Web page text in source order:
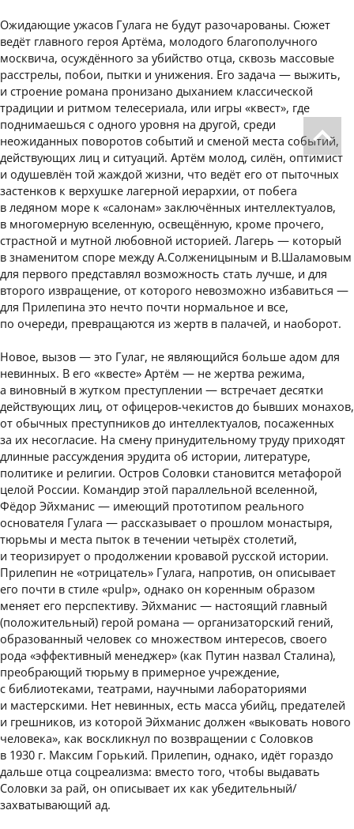
Ожидающие ужасов Гулага не будут разочарованы. Сюжет
ведёт главного героя Артёма, молодого благополучного
москвича, осуждённого за убийство отца, сквозь массовые
расстрелы, побои, пытки и унижения. Его задача — выжить,
и строение романа пронизано дыханием классической
традиции и ритмом телесериала, или игры «квест», где
поднимаешься с одного уровня на другой, среди
неожиданных поворотов событий и сменой места событий,
действующих лиц и ситуаций. Артём молод, силён, оптимист
и одушевлён той жаждой жизни, что ведёт его от пыточных
застенков к верхушке лагерной иерархии, от побега
в ледяном море к «салонам» заключённых интеллектуалов,
в многомерную вселенную, освещённую, кроме прочего,
страстной и мутной любовной историей. Лагерь — который
в знаменитом споре между А.Солженицыным и В.Шаламовым
для первого представлял возможность стать лучше, и для
второго извращение, от которого невозможно избавиться —
для Прилепина это нечто почти нормальное и все,
по очереди, превращаются из жертв в палачей, и наоборот.
Новое, вызов — это Гулаг, не являющийся больше адом для
невинных. В его «квесте» Артём — не жертва режима,
а виновный в жутком преступлении — встречает десятки
действующих лиц, от офицеров-чекистов до бывших монахов,
от обычных преступников до интеллектуалов, посаженных
за их несогласие. На смену принудительному труду приходят
длинные рассуждения эрудита об истории, литературе,
политике и религии. Остров Соловки становится метафорой
целой России. Командир этой параллельной вселенной,
Фёдор Эйхманис — имеющий прототипом реального
основателя Гулага — рассказывает о прошлом монастыря,
тюрьмы и места пыток в течении четырёх столетий,
и теоризирует о продолжении кровавой русской истории.
Прилепин не «отрицатель» Гулага, напротив, он описывает
его почти в стиле «pulp», однако он коренным образом
меняет его перспективу. Эйхманис — настоящий главный
(положительный) герой романа — организаторский гений,
образованный человек со множеством интересов, своего
рода «эффективный менеджер» (как Путин назвал Сталина),
преобрающий тюрьму в примерное учреждение,
с библиотеками, театрами, научными лабораториями
и мастерскими. Нет невинных, есть масса убийц, предателей
и грешников, из которой Эйхманис должен «выковать нового
человека», как воскликнул по возвращении с Соловков
в 1930 г. Максим Горький. Прилепин, однако, идёт гораздо
дальше отца соцреализма: вместо того, чтобы выдавать
Соловки за рай, он описывает их как убедительный/
захватывающий ад.